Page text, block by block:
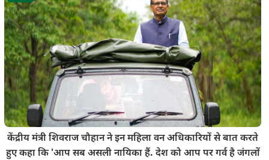
केंद्रीय मंत्री शिवराज चौहान ने इन महिला वन अधिकारियों से बात करते
हुए कहा कि 'आप सब असली नायिका हैं. देश को आप पर गर्व है जंगलों